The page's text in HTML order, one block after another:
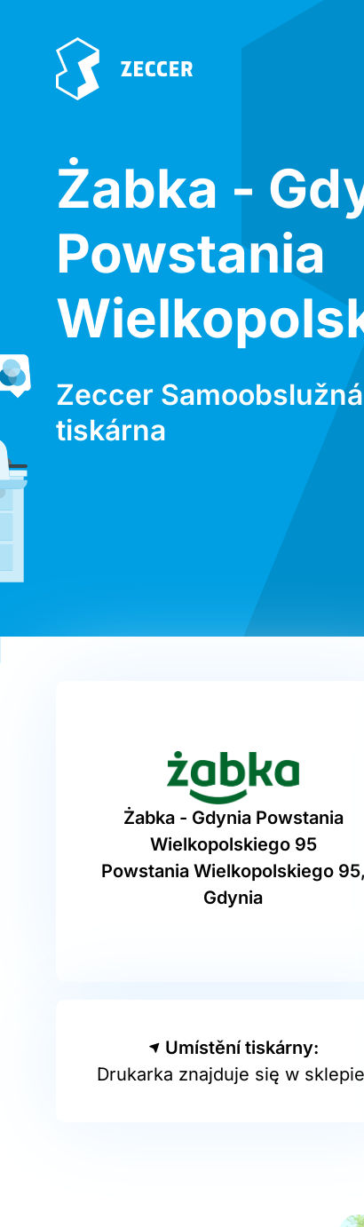
Żabka -
Powstania
Zeccer Samoobslužná
tiskárna
Żabka - Gdynia Powstania
Wielkopolskiego 95
Powstania Wielkopolskiego 95,
Gdynia
Umístění tiskárny:
Drukarka znajduje się w